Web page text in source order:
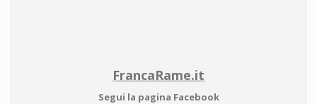
FrancaRame.it
Segui la pagina Facebook